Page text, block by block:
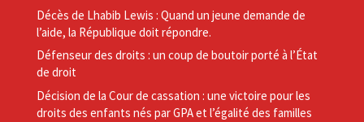
Décès de Lhabib Lewis : Quand un jeune demande de
l’aide, la République doit répondre.
Défenseur des droits : un coup de boutoir porté à l’État
de droit
Décision de la Cour de cassation : une victoire pour les
droits des enfants nés par GPA et l’égalité des familles